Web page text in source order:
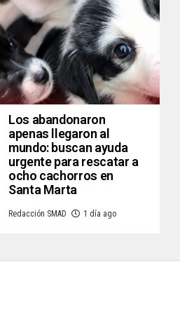
Los abandonaron
apenas llegaron al
mundo: buscan ayuda
urgente para rescatar a
ocho cachorros en
Santa Marta
Redacción SMAD 1 día ago